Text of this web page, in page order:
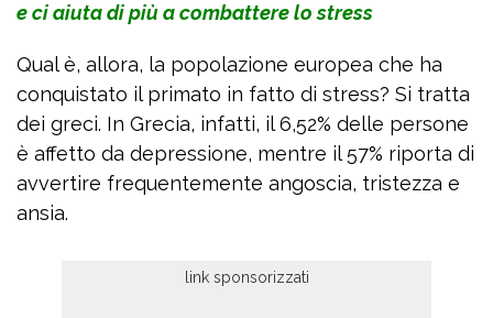
e ci aiuta di più a combattere lo stress
Qual è, allora, la popolazione europea che ha
conquistato il primato in fatto di stress? Si tratta
dei greci. In Grecia, infatti, il 6,52% delle persone
è affetto da depressione, mentre il 57% riporta di
avvertire frequentemente angoscia, tristezza e
ansia.